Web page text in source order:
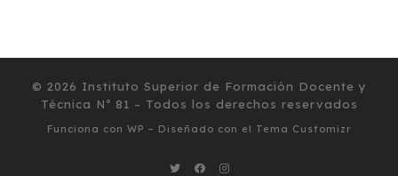
© 2026 Instituto Superior de Formación Docente y
Técnica Nº 81 – Todos los derechos reservados
Funciona con WP – Diseñado con el Tema Customizr